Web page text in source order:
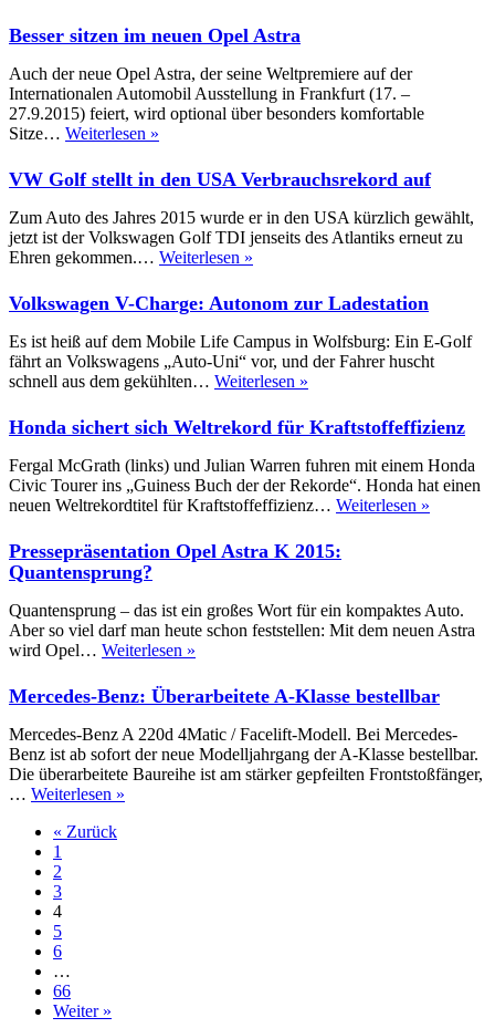
Cup-
Besser sitzen im neuen Opel Astra
Auch der neue Opel Astra, der seine Weltpremiere auf der
Internationalen Automobil Ausstellung in Frankfurt (17. –
27.9.2015) feiert, wird optional über besonders komfortable
Sitze… Weiterlesen »
im
neuen
Opel
Astra
VW Golf stellt in den USA Verbrauchsrekord auf
Zum Auto des Jahres 2015 wurde er in den USA kürzlich gewählt,
jetzt ist der Volkswagen Golf TDI jenseits des Atlantiks erneut zu
Ehren gekommen.… Weiterlesen »
in
den
USA
Verbrauchsrekord
auf
Volkswagen V-Charge: Autonom zur Ladestation
Es ist heiß auf dem Mobile Life Campus in Wolfsburg: Ein E-Golf
fährt an Volkswagens „Auto-Uni“ vor, und der Fahrer huscht
schnell aus dem gekühlten… Weiterlesen »
Charge:
Autonom
zur
Ladestation
Honda sichert sich Weltrekord für Kraftstoffeffizienz
Fergal McGrath (links) und Julian Warren fuhren mit einem Honda
Civic Tourer ins „Guiness Buch der der Rekorde“. Honda hat einen
neuen Weltrekordtitel für Kraftstoffeffizienz… Weiterlesen »
Pressepräsentation Opel Astra K 2015:
Quantensprung?
Quantensprung – das ist ein großes Wort für ein kompaktes Auto.
Aber so viel darf man heute schon feststellen: Mit dem neuen Astra
wird Opel… Weiterlesen »
Astra
K
2015:
Quantensprung?
Mercedes-Benz: Überarbeitete A-Klasse bestellbar
Mercedes-Benz A 220d 4Matic / Facelift-Modell. Bei Mercedes-
Benz ist ab sofort der neue Modelljahrgang der A-Klasse bestellbar.
Die überarbeitete Baureihe ist am stärker gepfeilten Frontstoßfänger,
… Weiterlesen »
« Zurück
1
2
3
4
5
6
…
66
Weiter »